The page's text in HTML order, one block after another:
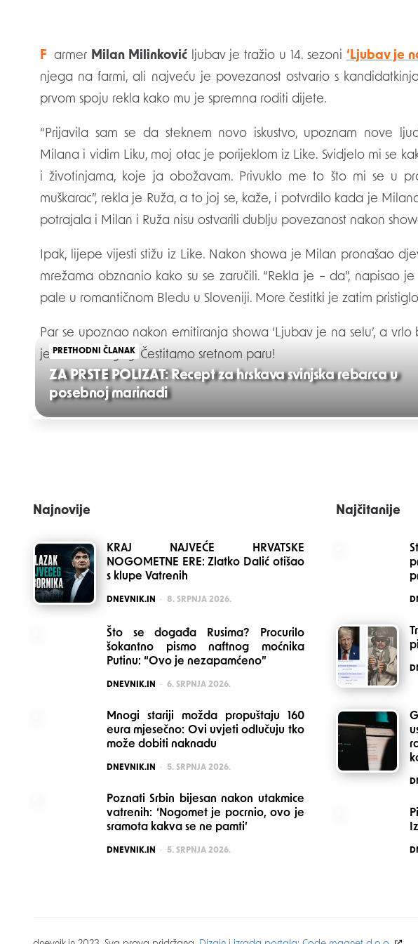
Farmer Milan Milinković ljubav je tražio u 14. sezoni ‘Ljubav je
njega na farmi, ali najveću je povezanost ostvario s
prvom spoju rekla kako mu je spremna roditi dijete.
“Prijavila sam se da steknem novo iskustvo, upoznam nove
Milana i vidim Liku, moj otac je porijeklom iz Like. Svidjelo mi se
i životinjama, koje ja obožavam. Privuklo me to što mi se u
muškarac”, rekla je Ruža, a to joj se, kaže, i potvrdilo kada je
potrajala i Milan i Ruža nisu ostvarili dublju povezanost nakon
Ipak, lijepe vijesti stižu iz Like. Nakon showa je Milan pronašao
mrežama obznanio kako su se zaručili. “Rekla je – da”, napisao
pale u romantičnom Bledu u Sloveniji. More čestitki je zatim
Par se upoznao nakon emitiranja showa ‘Ljubav je na selu’, a vrlo
jedan za drugog. Čestitamo sretnom paru!
Post
PRETHODNI ČLANAK
ZA PRSTE POLIZAT: Recept za hrskava svinjska rebarca u
posebnoj marinadi
Najnovije
KRAJ NAJVEĆE HRVATSKE
NOGOMETNE ERE: Zlatko Dalić otišao
s klupe Vatrenih
POSTED
DNEVNIK.IN 8. SRPNJA 2026.
Što se događa Rusima? Procurilo
šokantno pismo naftnog moćnika
Putinu: “Ovo je nezapamćeno”
POSTED
DNEVNIK.IN 6. SRPNJA 2026.
Mnogi stariji možda propuštaju 160
eura mjesečno: Ovi uvjeti odlučuju tko
može dobiti naknadu
POSTED
DNEVNIK.IN 5. SRPNJA 2026.
Poznati Srbin bijesan nakon utakmice
vatrenih: ‘Nogomet je pocrnio, ovo je
sramota kakva se ne pamti’
POSTED
DNEVNIK.IN 5. SRPNJA 2026.
Najčitanije